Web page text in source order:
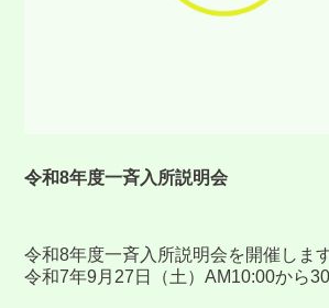
令和8年度一斉入所説明会
令和8年度一斉入所説明会を開催しま
令和7年9月27日（土）AM10:00から